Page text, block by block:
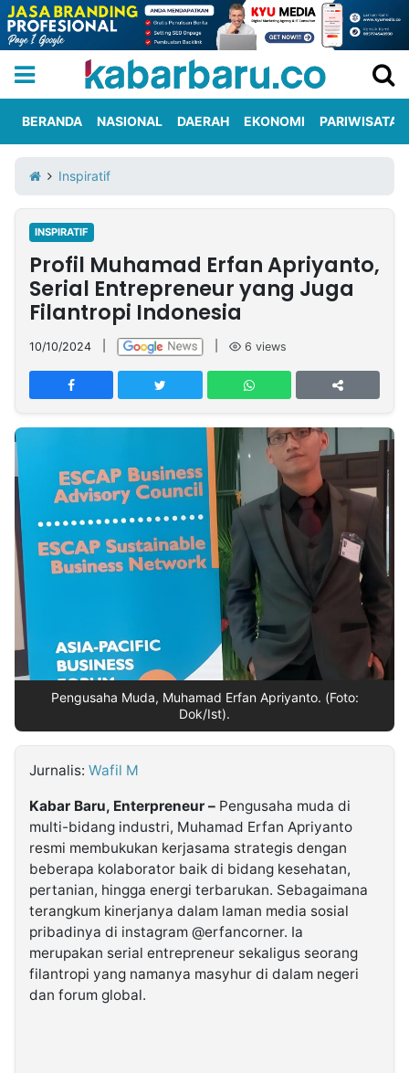
Iklan
Berita
Kami
Nasional
International
Olahraga
Entertainment
Daerah
Pariwisata
Kuliner
Kolom
Network
PT
TREETAN
INDONESIA
Partner
Insight
NTB
Suara
Time
Lens
IDN
Daily
Jogja
Jalan
Rakyat
Idealita
News
Kita
Notice
Dinamikapost.com
Radar
Baru
Seedbacklink
Follow
Kabarbaru
Kabarbaru.co
2026
Kabarbaru
Media
Holding
BERANDA NASIONAL DAERAH EKONOMI PARIWISATA
Inspiratif
INSPIRATIF
Profil Muhamad Erfan Apriyanto,
Serial Entrepreneur yang Juga
Filantropi Indonesia
10/10/2024 6 views
Pengusaha Muda, Muhamad Erfan Apriyanto. (Foto:
Dok/Ist).
Jurnalis: Wafil M
Kabar Baru, Enterpreneur – Pengusaha muda di
multi-bidang industri, Muhamad Erfan Apriyanto
resmi membukukan kerjasama strategis dengan
beberapa kolaborator baik di bidang kesehatan,
pertanian, hingga energi terbarukan. Sebagaimana
terangkum kinerjanya dalam laman media sosial
pribadinya di instagram @erfancorner. Ia
merupakan serial entrepreneur sekaligus seorang
filantropi yang namanya masyhur di dalam negeri
dan forum global.